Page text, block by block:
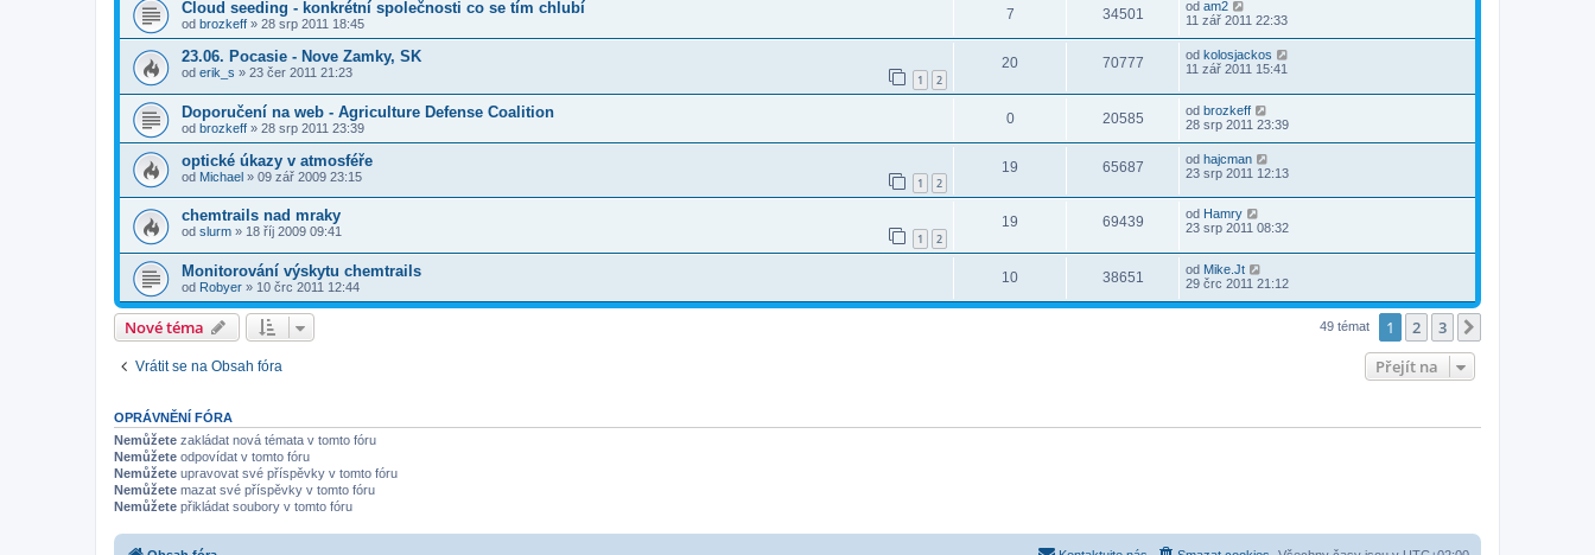
Cloud seeding - konkrétní společnosti co se tím chlubí
od brozkeff » 28 srp 2011 18:45
7 34501 od am2
11 zář 2011 22:33
23.06. Pocasie - Nove Zamky, SK
od erik_s » 23 čer 2011 21:23 1 2
20 70777 od kolosjackos
11 zář 2011 15:41
Doporučení na web - Agriculture Defense Coalition
od brozkeff » 28 srp 2011 23:39
0 20585 od brozkeff
28 srp 2011 23:39
optické úkazy v atmosféře
od Michael » 09 zář 2009 23:15 1 2
19 65687 od hajcman
23 srp 2011 12:13
chemtrails nad mraky
od slurm » 18 říj 2009 09:41 1 2
19 69439 od Hamry
23 srp 2011 08:32
Monitorování výskytu chemtrails
od Robyer » 10 črc 2011 12:44
10 38651 od Mike.Jt
29 črc 2011 21:12
Nové téma 49 témat 1 2 3
Vrátit se na Obsah fóra Přejít na
OPRÁVNĚNÍ FÓRA
Nemůžete zakládat nová témata v tomto fóru
Nemůžete odpovídat v tomto fóru
Nemůžete upravovat své příspěvky v tomto fóru
Nemůžete mazat své příspěvky v tomto fóru
Nemůžete přikládat soubory v tomto fóru